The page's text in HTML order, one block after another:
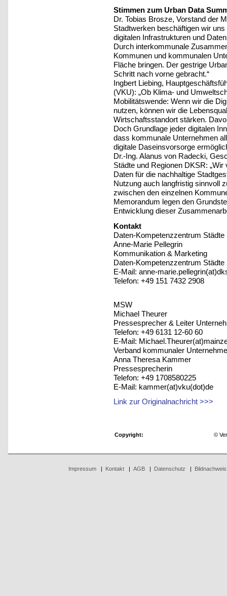
Stimmen zum Urban Data
Dr. Tobias Brosze, Vorstand der
Stadtwerken beschäftigen wir
digitalen Infrastrukturen und
Durch interkommunale
Kommunen und kommunalen
Fläche bringen. Der gestrige
Schritt nach vorne gebracht.“
Ingbert Liebing,
(VKU): „Ob Klima- und
Mobilitätswende: Wenn wir die
nutzen, können wir die
Wirtschaftsstandort stärken.
Doch Grundlage jeder digitalen
dass kommunale Unternehmen
digitale Daseinsvorsorge
Dr.-Ing. Alanus von Radecki,
Städte und Regionen DKSR:
Daten für die nachhaltige
Nutzung auch langfristig sinnvoll
zwischen den einzelnen
Memorandum legen den
Entwicklung dieser
Kontakt
Daten-Kompetenzzentrum
Anne-Marie Pellegrin
Kommunikation & Marketing
Daten-Kompetenzzentrum
E-Mail: anne-
Telefon: +49 151 7432 2908
MSW
Michael Theurer
Pressesprecher & Leiter
Telefon: +49 6131 12-60 60
E-Mail:
Verband kommunaler
Anna Theresa Kammer
Pressesprecherin
Telefon: +49 1708580225
E-Mail: kammer(at)vku(dot)de
Link zur Originalnachricht >>>
Copyright: ©
Impressum| Kontakt| AGB| Datenschutz | Bildnachweis